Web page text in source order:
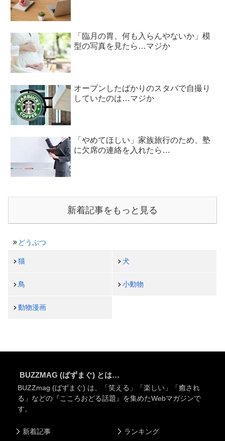
「臨月の胃、何も入らんやないか」模
型の写真を見たら…マジか
オープンしたばかりのスタバで自撮り
していたのは…マジか
「やめてほしい」家族旅行のため、塾
に欠席の連絡を入れたら…
新着記事をもっと見る
どうぶつ
猫 犬
鳥 小動物
動物漫画
BUZZMAG (ばずまぐ) とは…
BUZZmag (ばずまぐ) は、「笑える」「楽しい」「癒され
る」などの『こころおどる話題』を集めたWebマガジンで
す。
新着記事 ランキング